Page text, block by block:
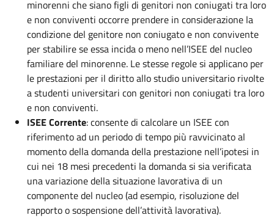
minorenni che siano figli di genitori non coniugati tra loro
e non conviventi occorre prendere in considerazione la
condizione del genitore non coniugato e non convivente
per stabilire se essa incida o meno nell’ISEE del nucleo
familiare del minorenne. Le stesse regole si applicano per
le prestazioni per il diritto allo studio universitario rivolte
a studenti universitari con genitori non coniugati tra loro
e non conviventi.
ISEE Corrente: consente di calcolare un ISEE con
riferimento ad un periodo di tempo più ravvicinato al
momento della domanda della prestazione nell’ipotesi in
cui nei 18 mesi precedenti la domanda si sia verificata
una variazione della situazione lavorativa di un
componente del nucleo (ad esempio, risoluzione del
rapporto o sospensione dell’attività lavorativa).